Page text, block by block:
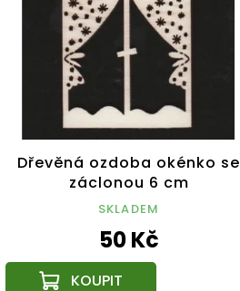
Dřevěná ozdoba okénko se
záclonou 6 cm
SKLADEM
50 Kč